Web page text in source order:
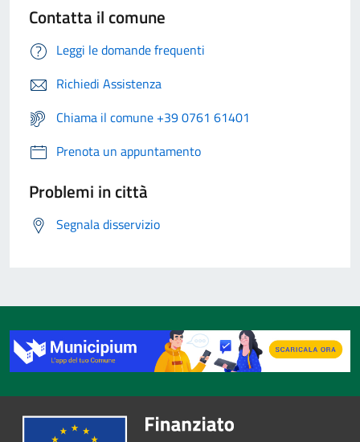
Contatta il comune
Leggi le domande frequenti
Richiedi Assistenza
Chiama il comune +39 0761 61401
Prenota un appuntamento
Problemi in città
Segnala disservizio